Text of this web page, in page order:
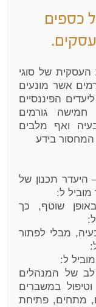
כספים
העסקית של סוגי
אשר מונעים
הפיננסיים
גורמים
ואף מלבים
בידע
תכנון של
ל:
שוטף, כך
מבלי לפתור
של המנהלים
וטיפול במשברים
מתחים, פתיחת